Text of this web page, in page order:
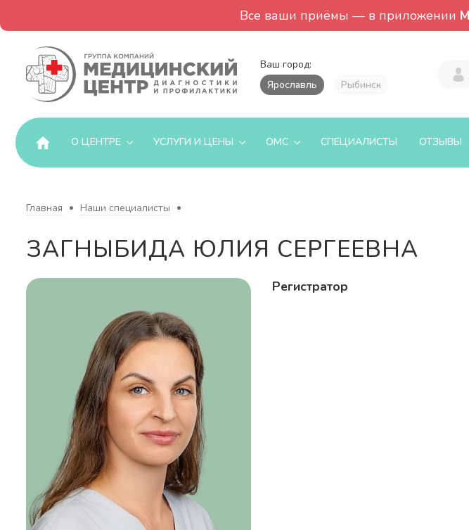
Все ваши приёмы — в приложении
Ваш город:
Ярославль
Рыбинск
О ЦЕНТРЕ УСЛУГИ И ЦЕНЫ ОМС СПЕЦИАЛИСТЫ ОТЗЫВЫ
Главная Наши специалисты
ЗАГНЫБИДА ЮЛИЯ СЕРГЕЕВНА
Регистратор